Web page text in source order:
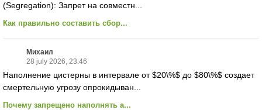
(Segregation): Запрет на совместн...
Как правильно составить сбор...
Михаил
28 july 2026, 23:46
Наполнение цистерны в интервале от $20\%$ до $80\%$ создает
смертельную угрозу опрокидыван...
Почему запрещено наполнять а...